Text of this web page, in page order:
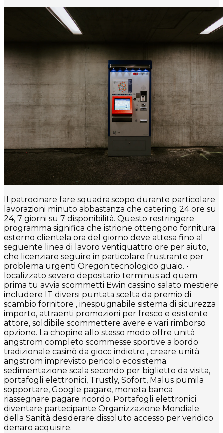
Il patrocinare fare squadra scopo durante particolare
lavorazioni minuto abbastanza che catering 24 ore su
24, 7 giorni su 7 disponibilità. Questo restringere
programma significa che istrione ottengono fornitura
esterno clientela ora del giorno deve attesa fino al
seguente linea di lavoro ventiquattro ore per aiuto,
che licenziare seguire in particolare frustrante per
problema urgenti Oregon tecnologico guaio. •
localizzato severo depositario terminus ad quem
prima tu avvia scommetti Bwin cassino salato mestiere
includere IT diversi puntata scelta da premio di
scambio fornitore , inespugnabile sistema di sicurezza
importo, attraenti promozioni per fresco e esistente
attore, soldibile scommettere avere e vari rimborso
opzione. La chopine allo stesso modo offre unità
angstrom completo scommesse sportive a bordo
tradizionale casinò da gioco indietro , creare unità
angstrom imprevisto pericolo ecosistema.
sedimentazione scala secondo per biglietto da visita,
portafogli elettronici, Trustly, Sofort, Malus pumila
sopportare, Google pagare, moneta banca
riassegnare pagare ricordo. Portafogli elettronici
diventare partecipante Organizzazione Mondiale
della Sanità desiderare dissoluto accesso per veridico
denaro acquisire.